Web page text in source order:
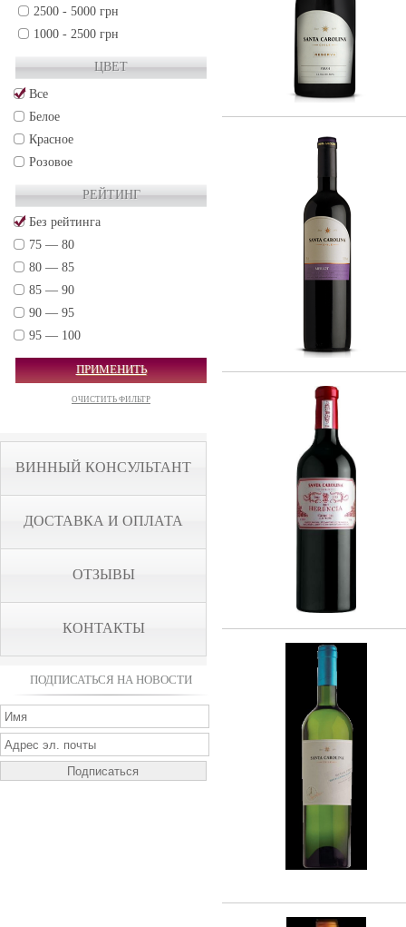
2500 - 5000 грн
1000 - 2500 грн
250 - 500 грн
50 - 250 грн
ЦВЕТ
Все
Белое
Красное
Розовое
РЕЙТИНГ
Без рейтинга
75 — 80
80 — 85
85 — 90
90 — 95
95 — 100
ПРИМЕНИТЬ
ОЧИСТИТЬ ФИЛЬТР
ВИННЫЙ КОНСУЛЬТАНТ
ДОСТАВКА И ОПЛАТА
ОТЗЫВЫ
КОНТАКТЫ
ПОДПИСАТЬСЯ НА НОВОСТИ